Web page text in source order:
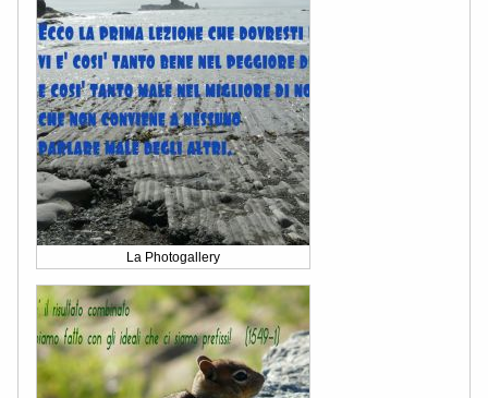
La Photogallery